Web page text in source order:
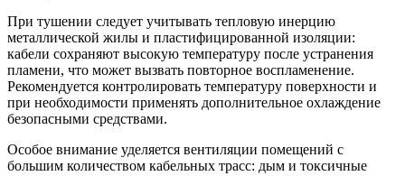
При тушении следует учитывать тепловую инерцию
металлической жилы и пластифицированной изоляции:
кабели сохраняют высокую температуру после устранения
пламени, что может вызвать повторное воспламенение.
Рекомендуется контролировать температуру поверхности и
при необходимости применять дополнительное охлаждение
безопасными средствами.
Особое внимание уделяется вентиляции помещений с
большим количеством кабельных трасс: дым и токсичные